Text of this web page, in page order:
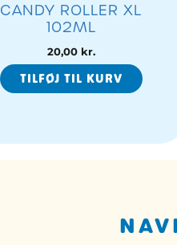
CANDY ROLLER XL
102ML
20,00 kr.
TILFØJ TIL KURV